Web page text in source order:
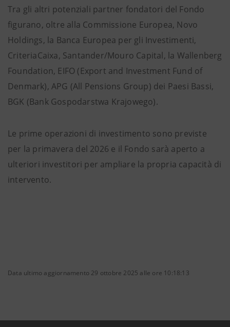
Tra gli altri potenziali partner fondatori del Fondo
figurano, oltre alla Commissione Europea, Novo
Holdings, la Banca Europea per gli Investimenti,
CriteriaCaixa, Santander/Mouro Capital, la Wallenberg
Foundation, EIFO (Export and Investment Fund of
Denmark), APG (All Pensions Group) dei Paesi Bassi,
BGK (Bank Gospodarstwa Krajowego).
Le prime operazioni di investimento sono previste
per la primavera del 2026 e il Fondo sarà aperto a
ulteriori investitori per ampliare la propria capacità di
intervento.
Data ultimo aggiornamento 29 ottobre 2025 alle ore 10:18:13